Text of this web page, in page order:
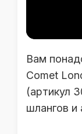
Вам
Comet
(артикул
шлангов и